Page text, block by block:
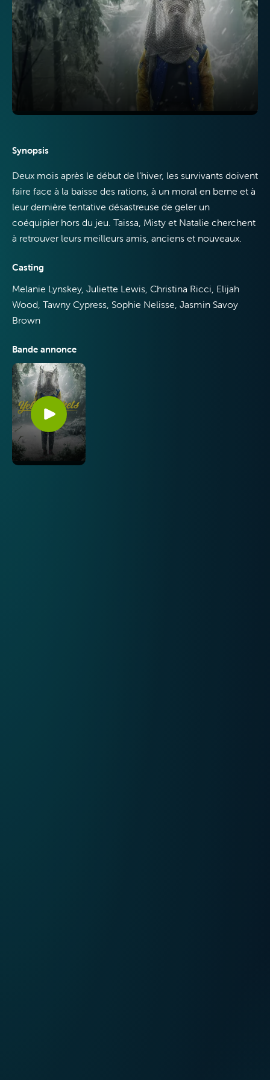
Télévision
Internet
Mobile
VOO & Orange
Synopsis
Deux mois après le début de l’hiver, les survivants doivent
faire face à la baisse des rations, à un moral en berne et à
leur dernière tentative désastreuse de geler un
coéquipier hors du jeu. Taissa, Misty et Natalie cherchent
à retrouver leurs meilleurs amis, anciens et nouveaux.
Casting
Melanie Lynskey, Juliette Lewis, Christina Ricci, Elijah
Wood, Tawny Cypress, Sophie Nelisse, Jasmin Savoy
Brown
Bande annonce